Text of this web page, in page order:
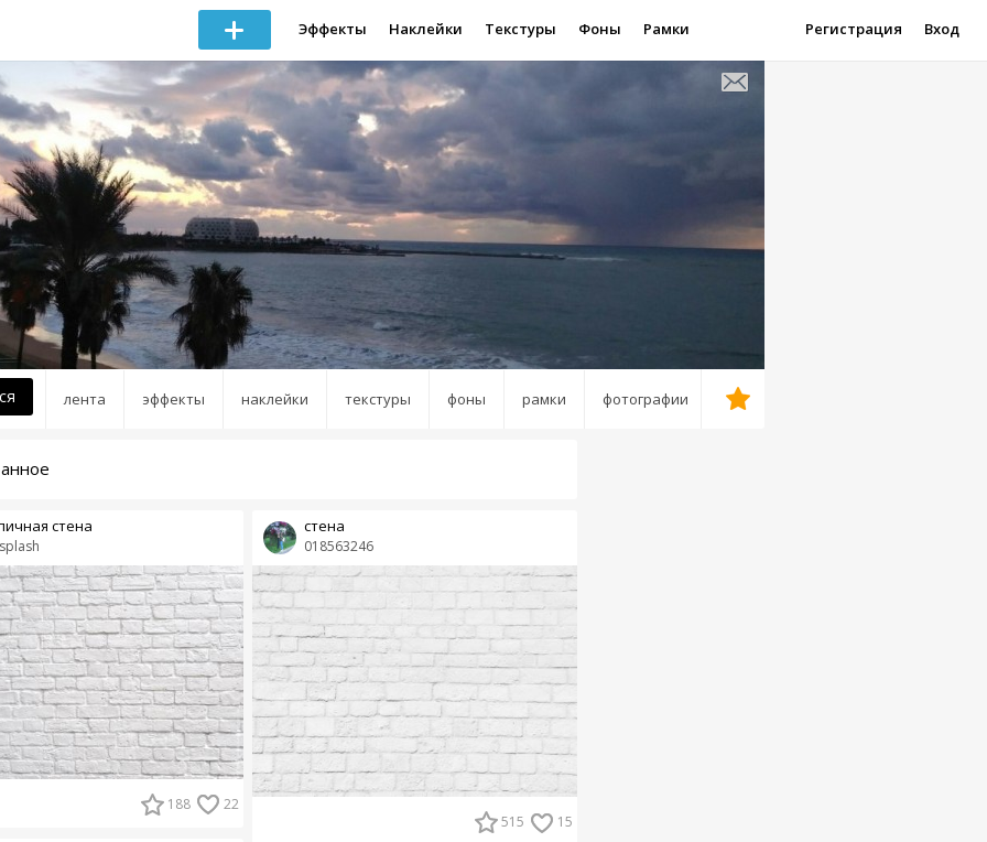
Эффекты Наклейки Текстуры Фоны Рамки Регистрация Вход
лента эффекты наклейки текстуры фоны рамки фотографии
стена
188 22
018563246
стена
515 15